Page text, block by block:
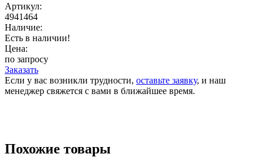
Артикул:
4941464
Наличие:
Есть в наличии!
Цена:
по запросу
Заказать
Если у вас возникли трудности, оставьте заявку, и наш
менеджер свяжется с вами в ближайшее время.
Похожие товары